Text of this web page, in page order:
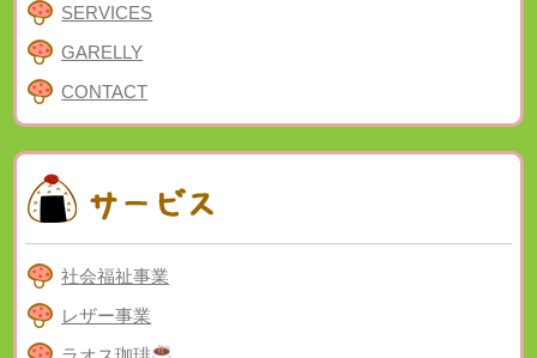
SERVICES
GARELLY
CONTACT
社会福祉事業
レザー事業